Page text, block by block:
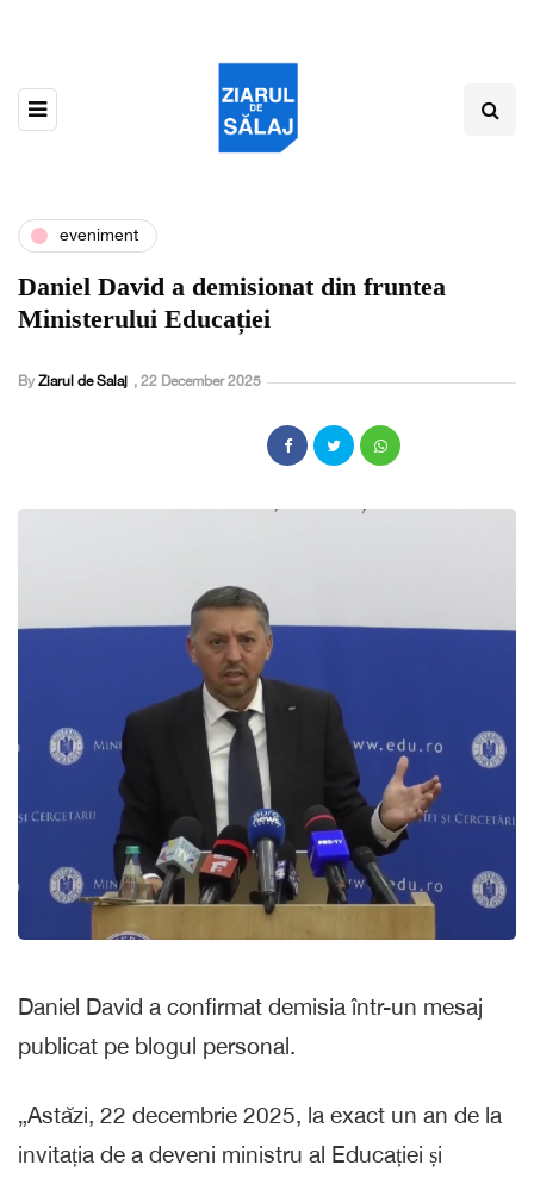
eveniment
Daniel David a demisionat din fruntea
Ministerului Educației
By Ziarul de Salaj , 22 December 2025
Daniel David a confirmat demisia într-un mesaj
publicat pe blogul personal.
„Astăzi, 22 decembrie 2025, la exact un an de la
invitația de a deveni ministru al Educației și